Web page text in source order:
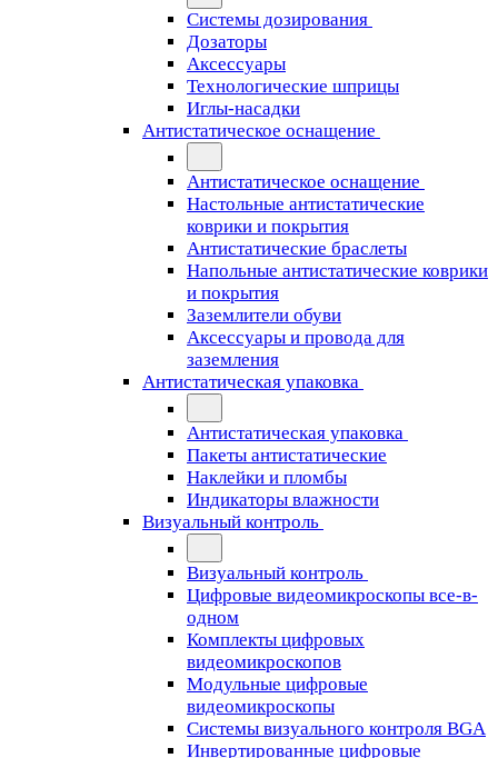
Системы дозирования
Дозаторы
Аксессуары
Технологические шприцы
Иглы-насадки
Антистатическое оснащение
Антистатическое оснащение
Настольные антистатические
коврики и покрытия
Антистатические браслеты
Напольные антистатические коврики
и покрытия
Заземлители обуви
Аксессуары и провода для
заземления
Антистатическая упаковка
Антистатическая упаковка
Пакеты антистатические
Наклейки и пломбы
Индикаторы влажности
Визуальный контроль
Визуальный контроль
Цифровые видеомикроскопы все-в-
одном
Комплекты цифровых
видеомикроскопов
Модульные цифровые
видеомикроскопы
Cистемы визуального контроля BGA
Инвертированные цифровые